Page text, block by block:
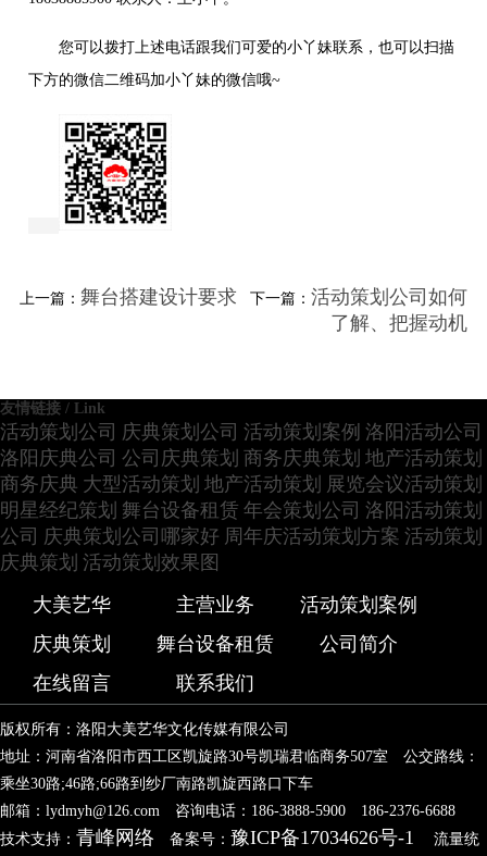
您可以拨打上述电话跟我们可爱的小丫妹联系，也可以扫描
下方的微信二维码加小丫妹的微信哦~
上一篇： 舞台搭建设计要求 下一篇：活动策划公司如何
了解、把握动机
友情链接 / Link
活动策划公司 庆典策划公司 活动策划案例 洛阳活动公司
洛阳庆典公司 公司庆典策划 商务庆典策划 地产活动策划
商务庆典 大型活动策划 地产活动策划 展览会议活动策划
明星经纪策划 舞台设备租赁 年会策划公司 洛阳活动策划
公司 庆典策划公司哪家好 周年庆活动策划方案 活动策划
庆典策划 活动策划效果图
大美艺华
主营业务
活动策划案例
庆典策划
舞台设备租赁
公司简介
在线留言
联系我们
版权所有：洛阳大美艺华文化传媒有限公司
地址：河南省洛阳市西工区凯旋路30号凯瑞君临商务507室 公交路线：
乘坐30路;46路;66路到纱厂南路凯旋西路口下车
邮箱：lydmyh@126.com 咨询电话：186-3888-5900 186-2376-6688
技术支持： 青峰网络 备案号： 豫ICP备17034626号-1 流量统